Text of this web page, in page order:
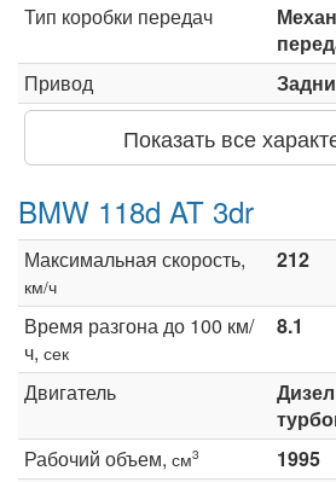
Тип коробки передач
Привод
Показать все
BMW 118d AT 3dr
Максимальная скорость,
км/ч
212
Время разгона до 100 км/
ч, сек
8.1
Двигатель
Рабочий объем, см3
1995